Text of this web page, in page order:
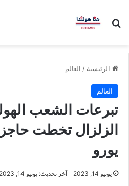
بحث عن
الرئيسية / العالم
العالم
تبرعات الشعب
يورو
يونيو 14, 2023 آخر تحديث: يونيو 14, 2023